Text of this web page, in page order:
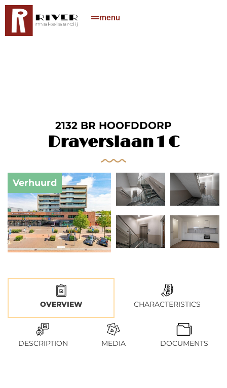
menu
2132 BR HOOFDDORP
Draverslaan 1 C
Verhuurd
OVERVIEW CHARACTERISTICS
DESCRIPTION MEDIA DOCUMENTS